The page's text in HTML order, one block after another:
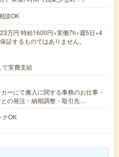
談OK
万円 時給1600円×実働7h×週5日×4
証するものではありません。
て実費支給
ーにて搬入に関する事務のお仕事・
の発注・納期調整・取引先…
クOK